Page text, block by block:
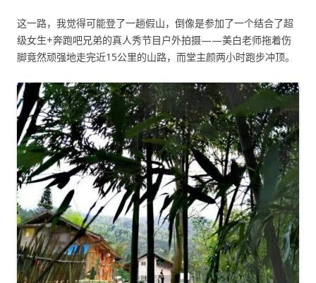
这一路，我觉得可能登了一趟假山，倒像是参加了一个结合了超
级女生+奔跑吧兄弟的真人秀节目户外拍摄——美白老师拖着伤
脚竟然顽强地走完近15公里的山路，而堂主颜两小时跑步冲顶。